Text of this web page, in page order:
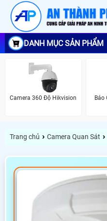
DANH MỤC SẢN PHẨM
Camera 360 Độ Hikvision
Báo
Trang chủ › Camera Quan Sát ›